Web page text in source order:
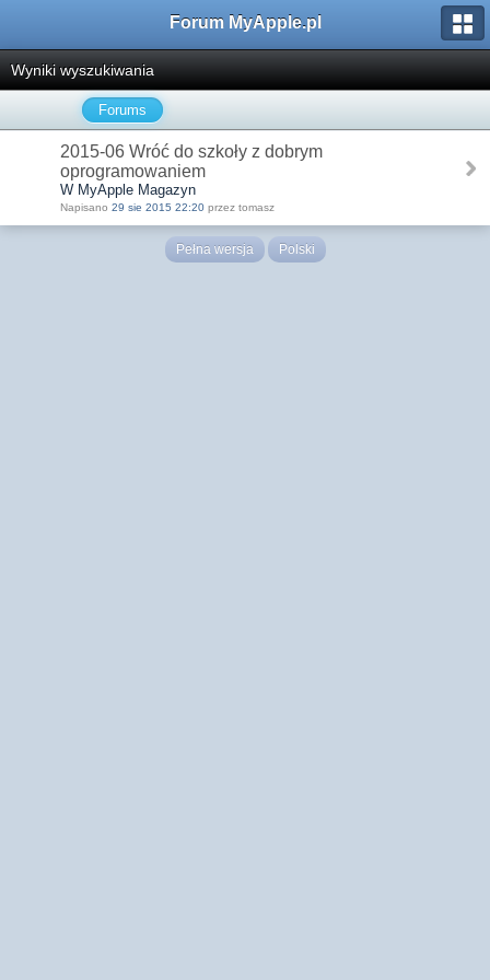
Forum MyApple.pl
Wyniki wyszukiwania
Forums
2015-06 Wróć do szkoły z dobrym
oprogramowaniem
W MyApple Magazyn
Napisano 29 sie 2015 22:20 przez tomasz
Pełna wersja Polski